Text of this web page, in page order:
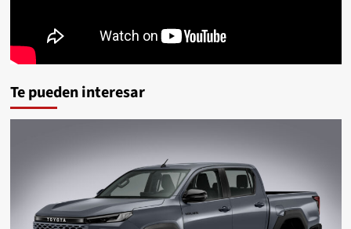
Te pueden interesar